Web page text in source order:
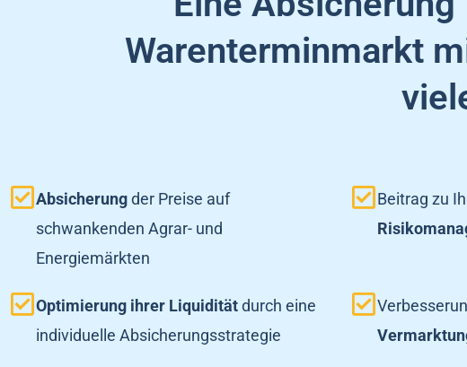
Warenterminmarkt
Absicherungder Preise auf
schwankenden Agrar- und
Energiemärkten
Beitrag zu
Optimierung ihrer Liquiditätdurch eine
individuelle Absicherungsstrategie